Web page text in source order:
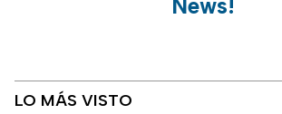
News!
LO MÁS VISTO